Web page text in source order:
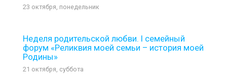
23 октября, понедельник
Неделя родительской любви. I семейный
форум «Реликвия моей семьи – история моей
Родины»
21 октября, суббота